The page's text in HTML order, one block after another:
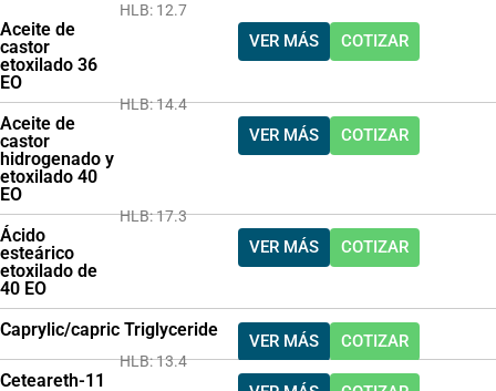
Aceite de
castor
etoxilado 36
EO
HLB: 12.7
VER MÁS COTIZAR
Aceite de
castor
hidrogenado y
etoxilado 40
EO
HLB: 14.4
VER MÁS COTIZAR
Ácido
esteárico
etoxilado de
40 EO
HLB: 17.3
VER MÁS COTIZAR
Caprylic/capric Triglyceride
VER MÁS COTIZAR
Ceteareth-11
HLB: 13.4